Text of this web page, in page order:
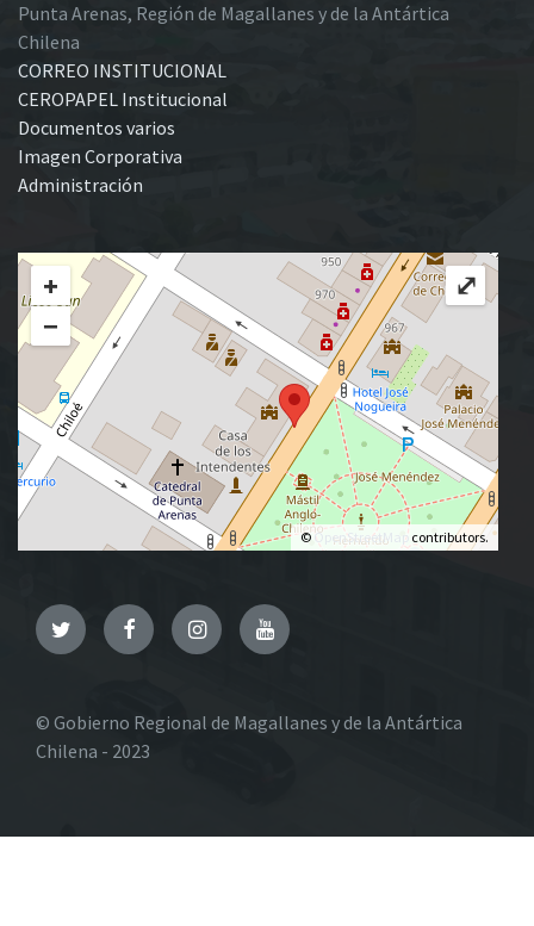
Punta Arenas, Región de Magallanes y de la Antártica
Chilena
CORREO INSTITUCIONAL
CEROPAPEL Institucional
Documentos varios
Imagen Corporativa
Administración
+
−
© OpenStreetMap contributors.
⤢
TwitterFacebookInstagramYouTube
© Gobierno Regional de Magallanes y de la Antártica
Chilena - 2023